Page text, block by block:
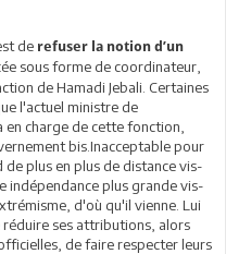
de refuser la notion d’un
sous forme de coordinateur,
de Hamadi Jebali. Certaines
l'actuel ministre de
charge de cette fonction,
bis.Inacceptable pour
plus en plus de distance vis-
indépendance plus grande vis-
d'où qu'il vienne. Lui
ses attributions, alors
de faire respecter leurs